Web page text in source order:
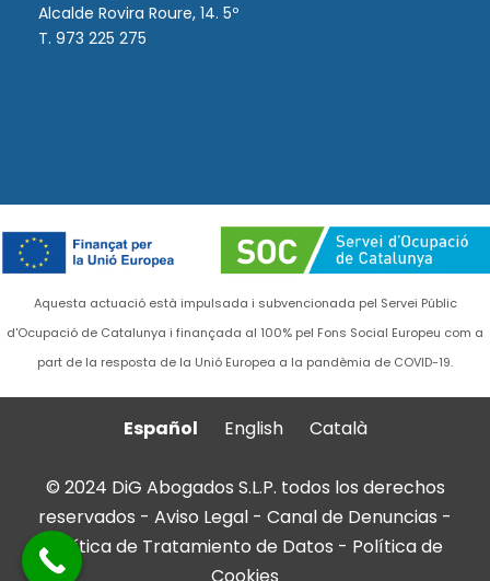
Alcalde Rovira Roure, 14. 5º
T. 973 225 275
Aquesta actuació està impulsada i subvencionada pel Servei Públic
d'Ocupació de Catalunya i finançada al 100% pel Fons Social Europeu com a
part de la resposta de la Unió Europea a la pandèmia de COVID-19.
Español English Català
© 2024 DiG Abogados S.L.P. todos los derechos
reservados - Aviso Legal - Canal de Denuncias -
Política de Tratamiento de Datos - Política de